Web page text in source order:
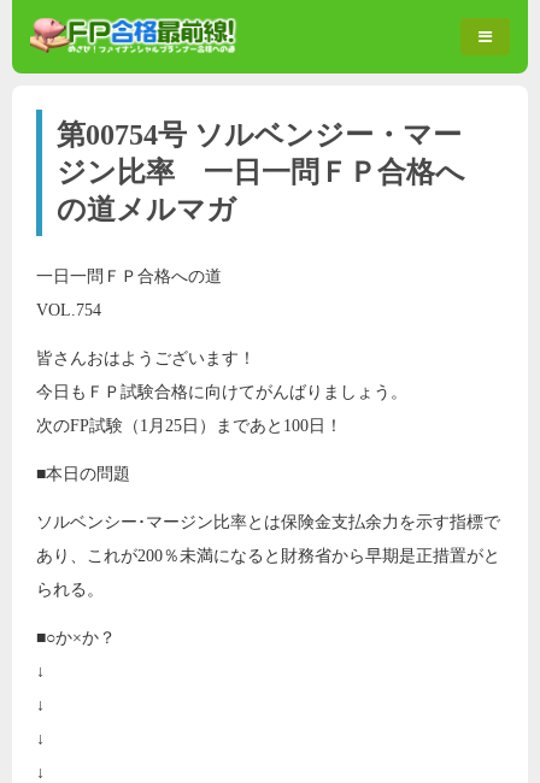
第00754号 ソルベンジー・マー
ジン比率 一日一問ＦＰ合格へ
の道メルマガ
一日一問ＦＰ合格への道
VOL.754
皆さんおはようございます！
今日もＦＰ試験合格に向けてがんばりましょう。
次のFP試験（1月25日）まであと100日！
■本日の問題
ソルベンシー･マージン比率とは保険金支払余力を示す指標で
あり、これが200％未満になると財務省から早期是正措置がと
られる。
■○か×か？
↓
↓
↓
↓